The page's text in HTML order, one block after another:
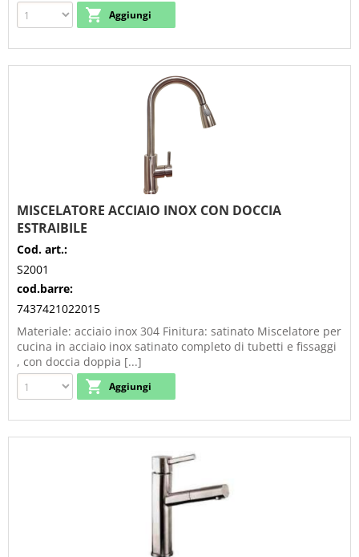
MISCELATORE ACCIAIO INOX CON DOCCIA
ESTRAIBILE
Cod. art.:
S2001
cod.barre:
7437421022015
Materiale: acciaio inox 304 Finitura: satinato Miscelatore per
cucina in acciaio inox satinato completo di tubetti e fissaggi
, con doccia doppia [...]